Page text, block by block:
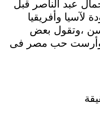
عبد الناصر قبل
لآسيا وأفريقيا
،وتقول بعض
وأرست حب مصر فى